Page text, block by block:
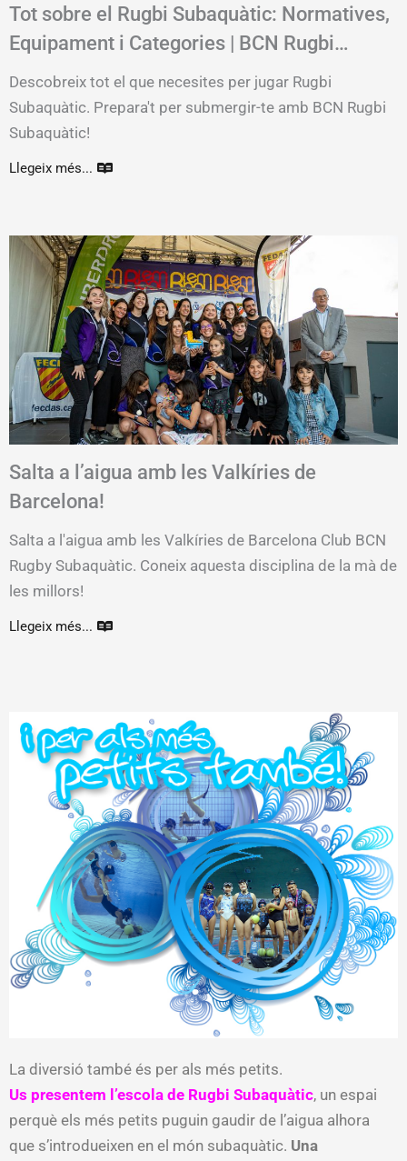
Tot sobre el Rugbi Subaquàtic: Normatives,
Equipament i Categories | BCN Rugbi
Subaquàtic
Descobreix tot el que necesites per jugar Rugbi
Subaquàtic. Prepara't per submergir-te amb BCN Rugbi
Subaquàtic!
Llegeix més...
Salta a l’aigua amb les Valkíries de
Barcelona!
Salta a l'aigua amb les Valkíries de Barcelona Club BCN
Rugby Subaquàtic. Coneix aquesta disciplina de la mà de
les millors!
Llegeix més...
La diversió també és per als més petits.
Us presentem l’escola de Rugbi Subaquàtic, un espai
perquè els més petits puguin gaudir de l’aigua alhora
que s’introdueixen en el món subaquàtic. Una